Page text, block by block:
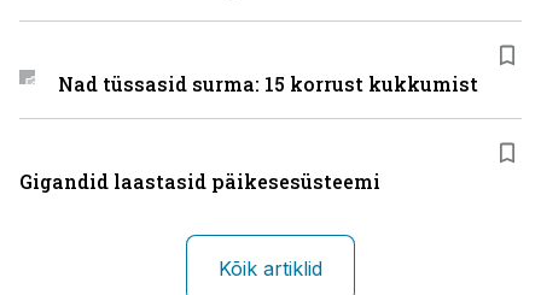
Nad tüssasid surma: 15 korrust kukkumist
Gigandid laastasid päikesesüsteemi
Kõik artiklid